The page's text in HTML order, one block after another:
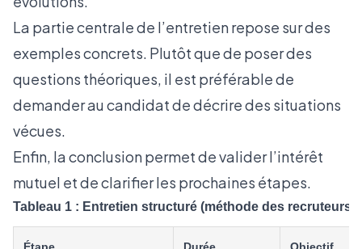
La partie centrale de l’entretien repose sur des
exemples concrets. Plutôt que de poser des
questions théoriques, il est préférable de
demander au candidat de décrire des situations
vécues.
Enfin, la conclusion permet de valider l’intérêt
mutuel et de clarifier les prochaines étapes.
Tableau 1 : Entretien structuré (méthode des recruteurs